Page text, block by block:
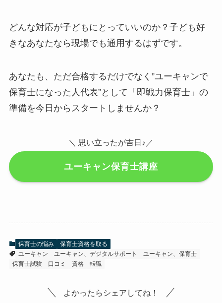
どんな対応が子どもにとっていいのか？子ども好
きなあなたなら現場でも通用するはずです。
あなたも、ただ合格するだけでなく”ユーキャンで
保育士になった人代表”として「即戦力保育士」の
準備を今日からスタートしませんか？
＼ 思い立ったが吉日♪／
ユーキャン保育士講座
保育士の悩み
保育士資格を取る
ユーキャン
ユーキャン、デジタルサポート
ユーキャン、保育士
保育士試験
口コミ 資格 転職
よかったらシェアしてね！